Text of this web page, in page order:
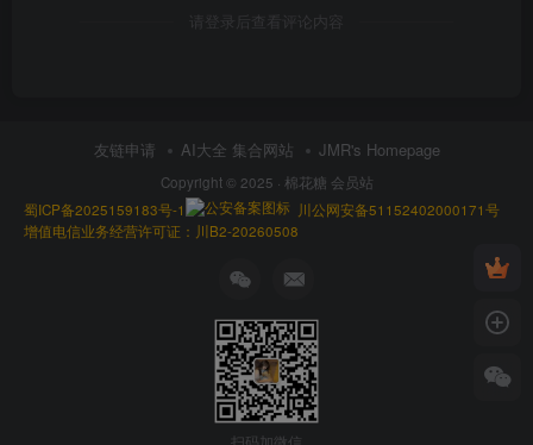
请登录后查看评论内容
友链申请 AI大全 集合网站 JMR's Homepage
Copyright © 2025 · 棉花糖 会员站
蜀ICP备2025159183号-1
川公网安备51152402000171号
增值电信业务经营许可证：川B2-20260508